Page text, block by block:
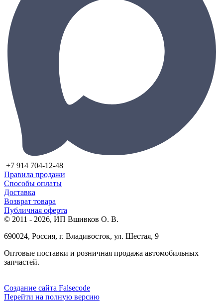
+7 914 704-12-48
Правила продажи
Способы оплаты
Доставка
Возврат товара
Публичная оферта
© 2011 - 2026, ИП Вшивков О. В.
690024, Россия, г. Владивосток, ул. Шестая, 9
Оптовые поставки и розничная продажа автомобильных
запчастей.
Создание сайта Falsecode
Перейти на полную версию